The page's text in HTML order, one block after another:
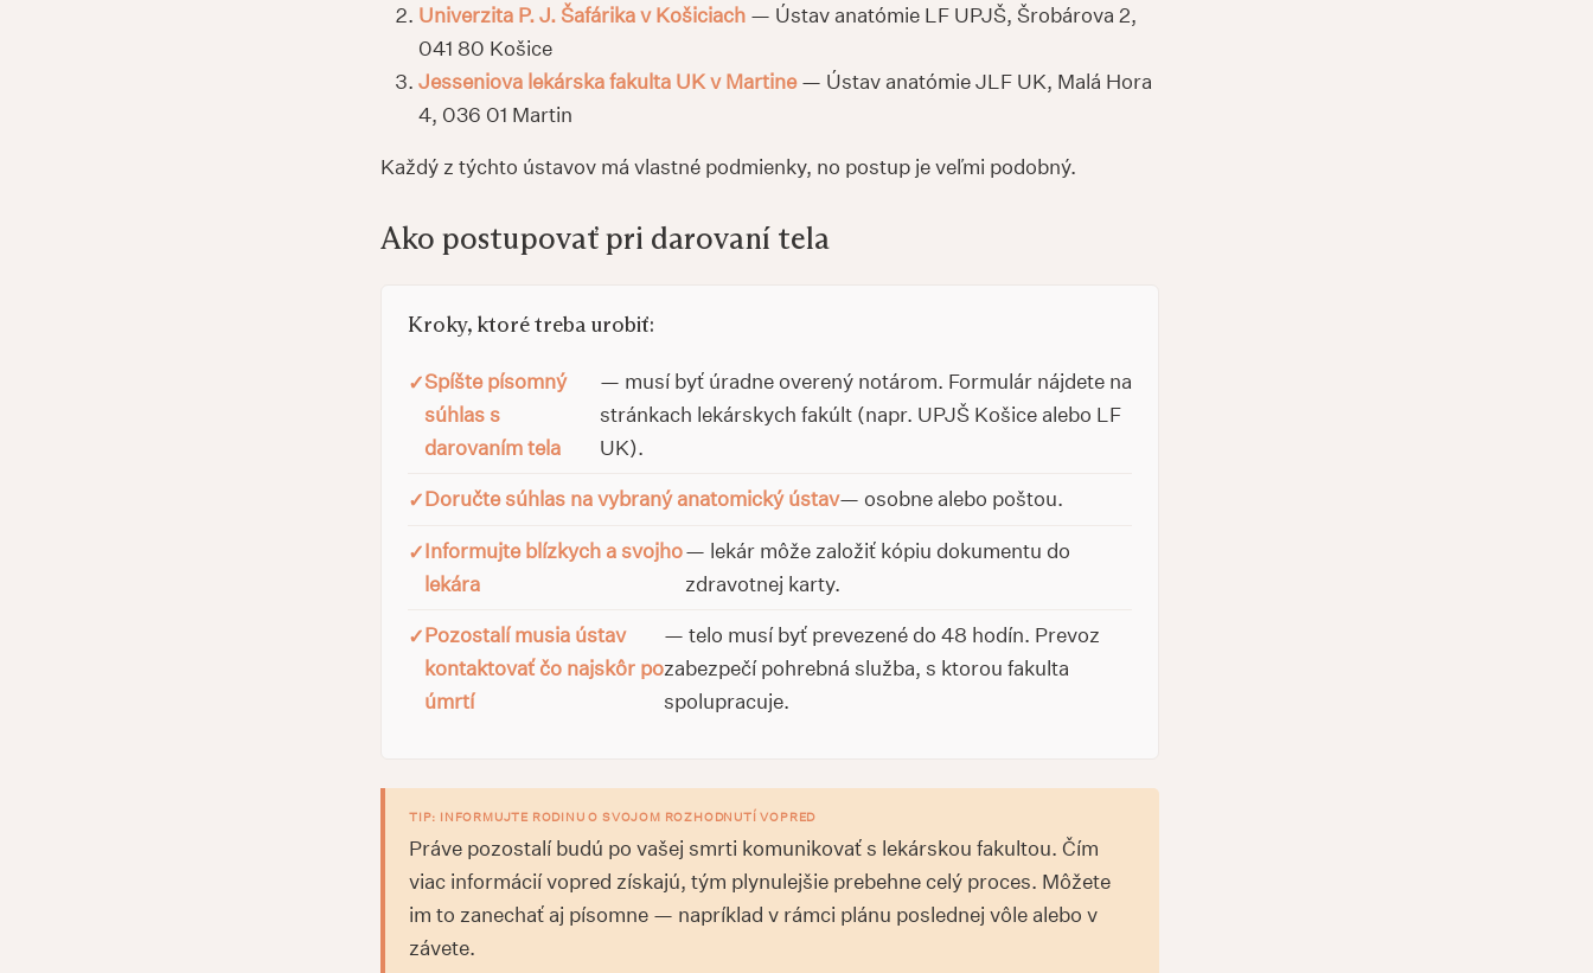
Univerzita P. J. Šafárika v Košiciach — Ústav anatómie LF UPJŠ, Šrobárova 2,
041 80 Košice
Jesseniova lekárska fakulta UK v Martine— Ústav anatómie JLF UK, Malá Hora
4, 036 01 Martin
Každý z týchto ústavov má vlastné podmienky, no postup je veľmi podobný.
Ako postupovať pri darovaní tela
Kroky, ktoré treba urobiť:
Spíšte písomný
súhlas s
darovaním tela
— musí byť úradne overený notárom. Formulár nájdete na
stránkach lekárskych fakúlt (napr. UPJŠ Košice alebo LF
UK).
Doručte súhlas na vybraný anatomický ústav— osobne alebo poštou.
Informujte blízkych a svojho
lekára
— lekár môže založiť kópiu dokumentu do
zdravotnej karty.
Pozostalí musia ústav
kontaktovať čo najskôr po
úmrtí
— telo musí byť prevezené do 48 hodín. Prevoz
zabezpečí pohrebná služba, s ktorou fakulta
spolupracuje.
TIP: INFORMUJTE RODINU O SVOJOM ROZHODNUTÍ VOPRED
Práve pozostalí budú po vašej smrti komunikovať s lekárskou fakultou. Čím
viac informácií vopred získajú, tým plynulejšie prebehne celý proces. Môžete
im to zanechať aj písomne — napríklad v rámci plánu poslednej vôle alebo v
závete.